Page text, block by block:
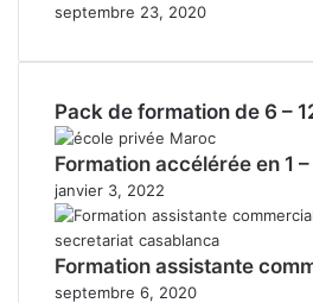
septembre 23, 2020
Pack de formation de 6 –
Formation accélérée en 1
janvier 3, 2022
Formation assistante
septembre 6, 2020